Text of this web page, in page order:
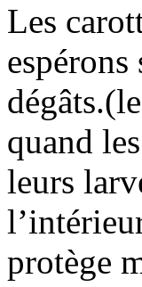
Les
quand
leurs
protège